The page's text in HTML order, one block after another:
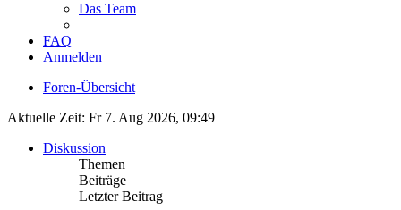
Das Team
FAQ
Anmelden
Foren-Übersicht
Aktuelle Zeit: Fr 7. Aug 2026, 09:49
Diskussion
Themen
Beiträge
Letzter Beitrag